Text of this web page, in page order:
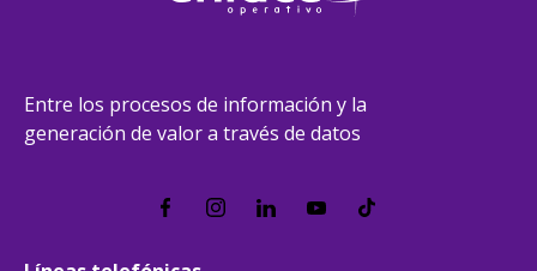
Entre los procesos de información y la
generación de valor a través de datos